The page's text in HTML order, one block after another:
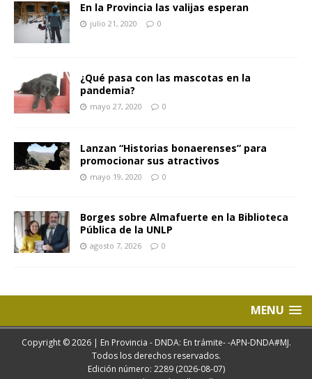
En la Provincia las valijas esperan
julio 21, 2020 0
¿Qué pasa con las mascotas en la
pandemia?
mayo 27, 2020 0
Lanzan “Historias bonaerenses” para
promocionar sus atractivos
mayo 19, 2020 0
Borges sobre Almafuerte en la Biblioteca
Pública de la UNLP
agosto 7, 2026 0
MENU
Copyright © 2026 | En Provincia - DNDA: En trámite- -APN-DNDA#MJ.
Todos los derechos reservados.
Edición número: 2289 (2026-08-07)